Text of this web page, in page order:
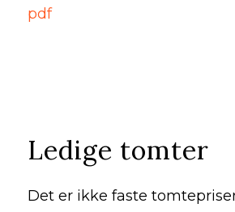
pdf
Ledige tomter
Det er ikke faste